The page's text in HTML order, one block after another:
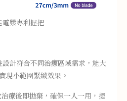
電漿專利握把
計符合不同治療區域需求，能大
現小範圍緊緻效果。
療後即拋棄，確保一人一用，提